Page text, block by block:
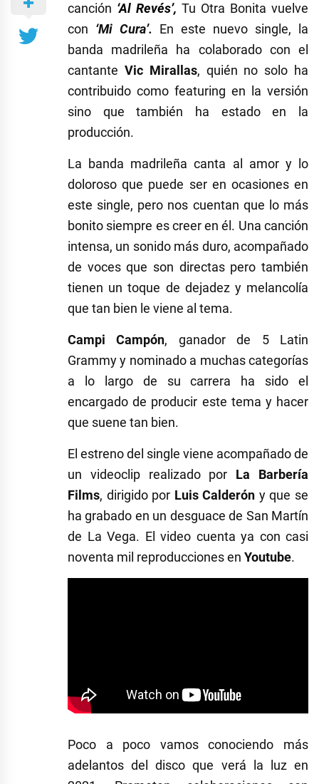
canción ‘Al Revés’, Tu Otra Bonita vuelve
con ‘Mi Cura’. En este nuevo single, la
banda madrileña ha colaborado con el
cantante Vic Mirallas, quién no solo ha
contribuido como featuring en la versión
sino que también ha estado en la
producción.
La banda madrileña canta al amor y lo
doloroso que puede ser en ocasiones en
este single, pero nos cuentan que lo más
bonito siempre es creer en él. Una canción
intensa, un sonido más duro, acompañado
de voces que son directas pero también
tienen un toque de dejadez y melancolía
que tan bien le viene al tema.
Campi Campón, ganador de 5 Latin
Grammy y nominado a muchas categorías
a lo largo de su carrera ha sido el
encargado de producir este tema y hacer
que suene tan bien.
El estreno del single viene acompañado de
un videoclip realizado por La Barbería
Films, dirigido por Luis Calderón y que se
ha grabado en un desguace de San Martín
de La Vega. El video cuenta ya con casi
noventa mil reproducciones en Youtube.
Poco a poco vamos conociendo más
adelantos del disco que verá la luz en